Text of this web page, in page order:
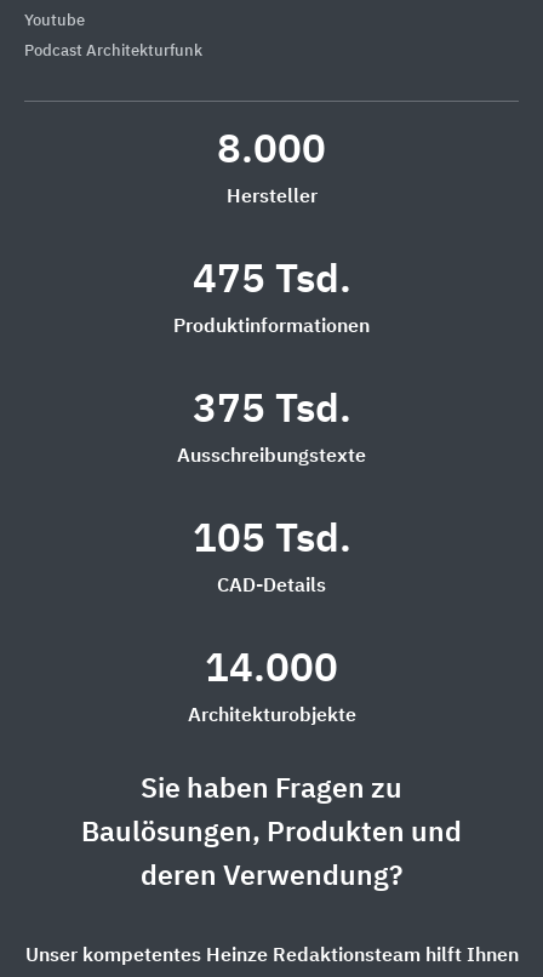
Youtube
Podcast Architekturfunk
8.000
Hersteller
475 Tsd.
Produktinformationen
375 Tsd.
Ausschreibungstexte
105 Tsd.
CAD-Details
14.000
Architekturobjekte
Sie haben Fragen zu
Baulösungen, Produkten und
deren Verwendung?
Unser kompetentes Heinze Redaktionsteam hilft Ihnen